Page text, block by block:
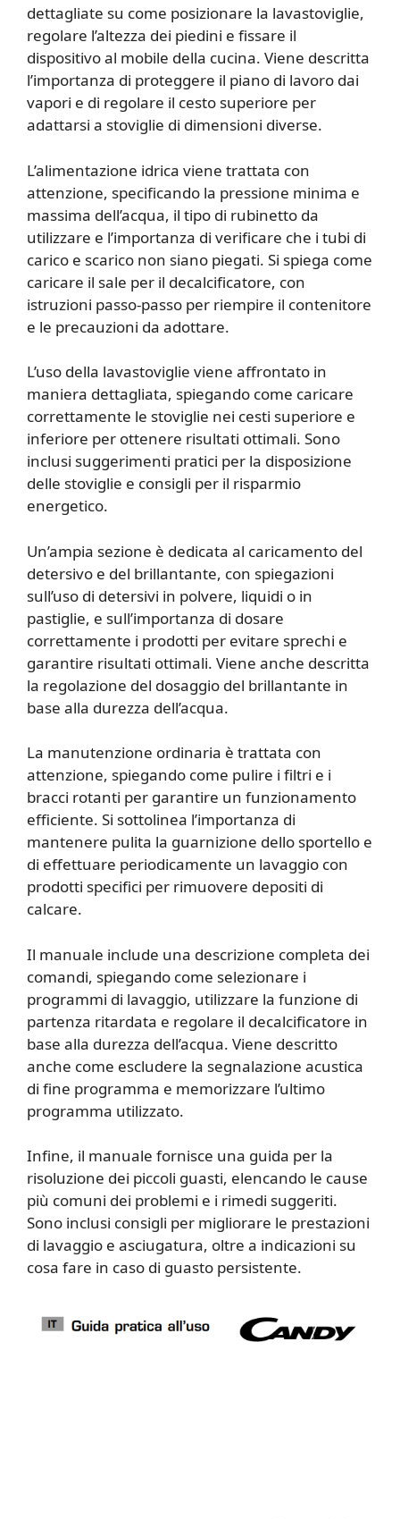
dettagliate su come posizionare la lavastoviglie,
regolare l’altezza dei piedini e fissare il
dispositivo al mobile della cucina. Viene descritta
l’importanza di proteggere il piano di lavoro dai
vapori e di regolare il cesto superiore per
adattarsi a stoviglie di dimensioni diverse.
L’alimentazione idrica viene trattata con
attenzione, specificando la pressione minima e
massima dell’acqua, il tipo di rubinetto da
utilizzare e l’importanza di verificare che i tubi di
carico e scarico non siano piegati. Si spiega come
caricare il sale per il decalcificatore, con
istruzioni passo-passo per riempire il contenitore
e le precauzioni da adottare.
L’uso della lavastoviglie viene affrontato in
maniera dettagliata, spiegando come caricare
correttamente le stoviglie nei cesti superiore e
inferiore per ottenere risultati ottimali. Sono
inclusi suggerimenti pratici per la disposizione
delle stoviglie e consigli per il risparmio
energetico.
Un’ampia sezione è dedicata al caricamento del
detersivo e del brillantante, con spiegazioni
sull’uso di detersivi in polvere, liquidi o in
pastiglie, e sull’importanza di dosare
correttamente i prodotti per evitare sprechi e
garantire risultati ottimali. Viene anche descritta
la regolazione del dosaggio del brillantante in
base alla durezza dell’acqua.
La manutenzione ordinaria è trattata con
attenzione, spiegando come pulire i filtri e i
bracci rotanti per garantire un funzionamento
efficiente. Si sottolinea l’importanza di
mantenere pulita la guarnizione dello sportello e
di effettuare periodicamente un lavaggio con
prodotti specifici per rimuovere depositi di
calcare.
Il manuale include una descrizione completa dei
comandi, spiegando come selezionare i
programmi di lavaggio, utilizzare la funzione di
partenza ritardata e regolare il decalcificatore in
base alla durezza dell’acqua. Viene descritto
anche come escludere la segnalazione acustica
di fine programma e memorizzare l’ultimo
programma utilizzato.
Infine, il manuale fornisce una guida per la
risoluzione dei piccoli guasti, elencando le cause
più comuni dei problemi e i rimedi suggeriti.
Sono inclusi consigli per migliorare le prestazioni
di lavaggio e asciugatura, oltre a indicazioni su
cosa fare in caso di guasto persistente.